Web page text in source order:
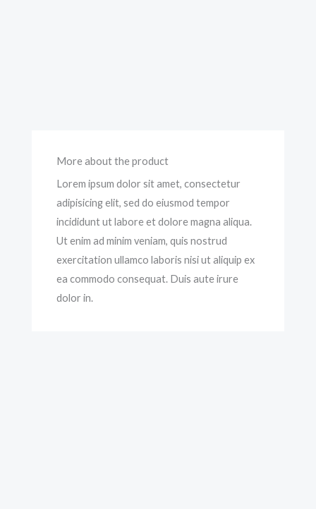
More about the product
Lorem ipsum dolor sit amet, consectetur
adipisicing elit, sed do eiusmod tempor
incididunt ut labore et dolore magna aliqua.
Ut enim ad minim veniam, quis nostrud
exercitation ullamco laboris nisi ut aliquip ex
ea commodo consequat. Duis aute irure
dolor in.